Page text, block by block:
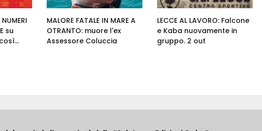
su
MALORE FATALE IN MARE A
OTRANTO: muore l'ex
Assessore Coluccia
LECCE AL LAVORO: Falcone
e Kaba nuovamente in
gruppo. 2 out